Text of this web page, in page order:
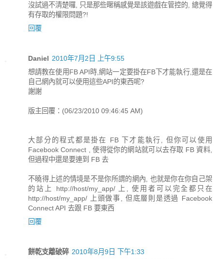
沒試過不清楚囉, 只是那些暱稱感覺是該遊戲在管控的, 總覺得
有存取的權限問題?!
回覆
Daniel 2010年7月2日 上午9:55
想請教在使用FB API時,網站一定要掛在FB下才能執行,還是在
自己網內就可以使用這些API的東西呢?
謝謝
版主回覆：(06/23/2010 09:46:45 AM)
大部分的程式都是掛在 FB 下才能執行, 但你可以使用
Facebook Connect , 使得從你的網站就可以去存取 FB 資料,
但過程中還是要連到 FB 去
不曉得上述的情境是不是你所謂的網內, 也就是你在你自己架
的站上 http://host/my_app/ 上, 使用者可以完全都只在
http://host/my_app/ 上頭做事, 但底層則是透過 Facebook
Connect API 去跟 FB 要東西
回覆
餅乾支離破碎 2010年8月9日 下午1:33